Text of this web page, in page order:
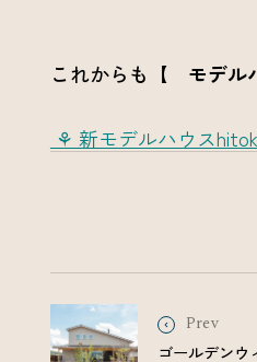
これからも 【 モデル
⚘ 新モデルハウス
Prev
ゴールデンウ